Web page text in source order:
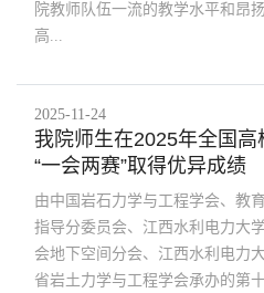
院教师队伍一流的教学水平和昂
高...
2025-11-24
我院师生在2025年全国
“一会两赛”取得优异成绩
由中国岩石力学与工程学会、教
指导分委员会、江西水利电力大
会地下空间分会、江西水利电力
省岩土力学与工程学会承办的第